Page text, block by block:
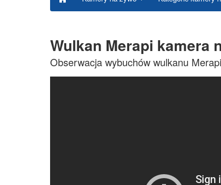
Wulkan Merapi kamera
Obserwacja wybuchów wulkanu